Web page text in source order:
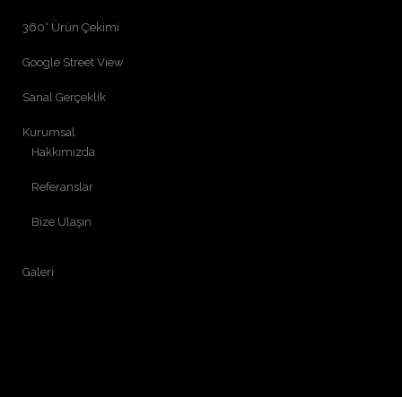
360° Ürün Çekimi
Google Street View
Sanal Gerçeklik
Kurumsal
Hakkımızda
Referanslar
Bize Ulaşın
Galeri